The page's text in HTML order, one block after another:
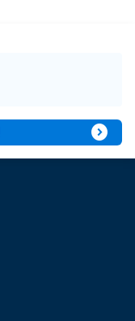
expand_circle_right